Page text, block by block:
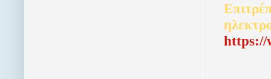
https://